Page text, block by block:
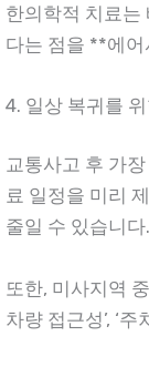
한의학적 치료는
다는 점을 **에
4. 일상 복귀를
교통사고 후 가
료 일정을 미리
줄일 수 있습니다.
또한, 미사지역
차량 접근성’, ‘